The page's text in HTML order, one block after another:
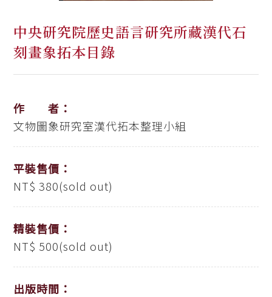
中央研究院歷史語言研究所藏漢代石
刻畫象拓本目錄
作 者：
文物圖象研究室漢代拓本整理小組
平裝售價：
NT$ 380(sold out)
精裝售價：
NT$ 500(sold out)
出版時間：